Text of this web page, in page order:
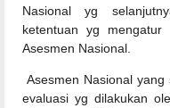
Nasional yg
ketentuan yg mengatur
Asesmen Nasional.
Asesmen Nasional yang
evaluasi yg dilakukan